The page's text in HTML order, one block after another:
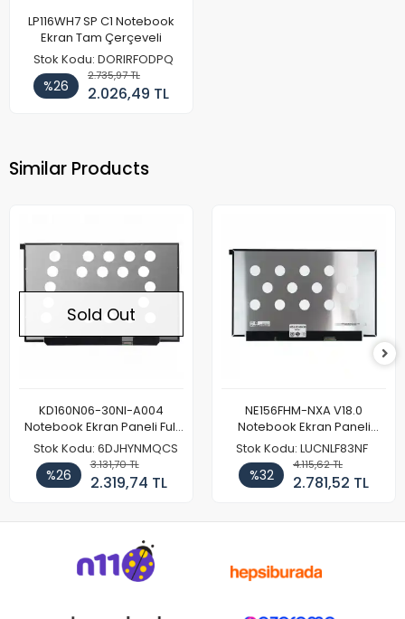
LP116WH7 SP C1 Notebook
Ekran Tam Çerçeveli
Stok Kodu: DORIRFODPQ
%26
2.735,97 TL
2.026,49 TL
Similar Products
Sold Out
KD160N06-30NI-A004
Notebook Ekran Paneli Full
HD
Stok Kodu: 6DJHYNMQCS
%26
3.131,70 TL
2.319,74 TL
NE156FHM-NXA V18.0
Notebook Ekran Paneli
144Hz
Stok Kodu: LUCNLF83NF
%32
4.115,62 TL
2.781,52 TL